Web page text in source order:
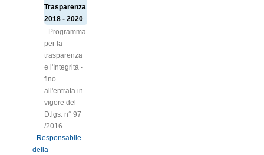
Trasparenza
2018 - 2020
- Programma
per la
trasparenza
e l'Integrità -
fino
all'entrata in
vigore del
D.lgs. n° 97
/2016
- Responsabile
della